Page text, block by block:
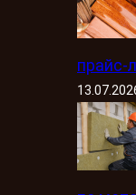
прайс-